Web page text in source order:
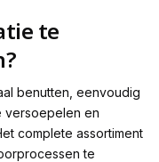
te
benutten, eenvoudig
versoepelen en
complete assortiment
te